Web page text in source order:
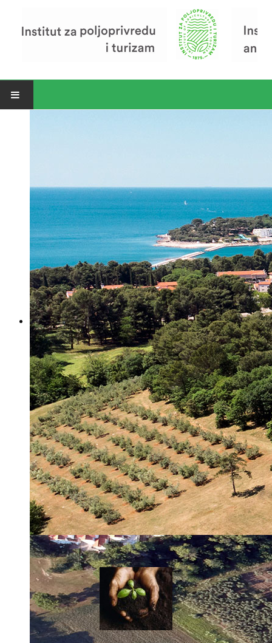
Zavod za poljoprivredu i prehranu
Zavod za ekonomiku i razvoj poljoprivrede
Zavod za turizam
Pokusno poljoprivredno imanje
Zaposlenici
Euraxess
Misija i vizija
Upravno Vijeće
Rad Upravnog vijeća
Znanstveno Vijeće
Rad Znanstvenog vijeća
Etičko povjerenstvo
Etički kodeks
Financiranje
Proračun
Potpore
PROGRAMSKO FINANCIRANJE
Izvještavanje po uredbi
Projekti Instituta
Dialogue4Tourism
REVIVE
WASTEREDUCE
MITOMED+
WINTERMED
CASTWATER
INHERIT
CONSUMLESS PLUS
IstraOILFest
ARHIVA PROJEKATA
IstraECOinclusive
Izdavačka djelatnost
Izbor u znanstvena zvanja
Dokumenti
Statut